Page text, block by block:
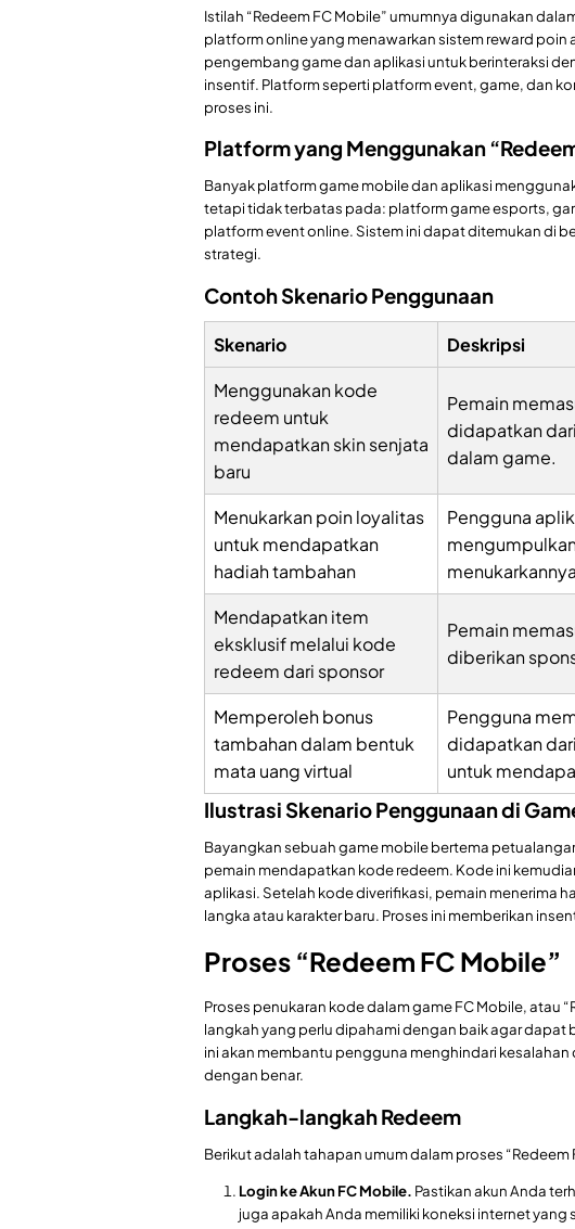
Istilah “Redeem FC Mobile” umumnya digunakan
platform online yang menawarkan sistem reward poin
pengembang game dan aplikasi untuk berinteraksi
insentif. Platform seperti platform event, game, dan
proses ini.
Platform yang Menggunakan
Banyak platform game mobile dan aplikasi
tetapi tidak terbatas pada: platform game esports,
platform event online. Sistem ini dapat ditemukan di
strategi.
Contoh Skenario Penggunaan
Skenario Deskripsi
Menggunakan kode
redeem untuk
mendapatkan skin senjata
baru
Pemain
didapatkan
dalam game.
Menukarkan poin loyalitas
untuk mendapatkan
hadiah tambahan
Pengguna
Mendapatkan item
eksklusif melalui kode
redeem dari sponsor
Pemain
diberikan
Memperoleh bonus
tambahan dalam bentuk
mata uang virtual
Pengguna
didapatkan
untuk
Ilustrasi Skenario Penggunaan di
Bayangkan sebuah game mobile bertema
pemain mendapatkan kode redeem. Kode ini
aplikasi. Setelah kode diverifikasi, pemain menerima
langka atau karakter baru. Proses ini memberikan
Proses “Redeem FC Mobile”
Proses penukaran kode dalam game FC Mobile, atau
langkah yang perlu dipahami dengan baik agar
ini akan membantu pengguna menghindari
dengan benar.
Langkah-langkah Redeem
Berikut adalah tahapan umum dalam proses “Redeem
Login ke Akun FC Mobile. Pastikan akun Anda
juga apakah Anda memiliki koneksi internet yang